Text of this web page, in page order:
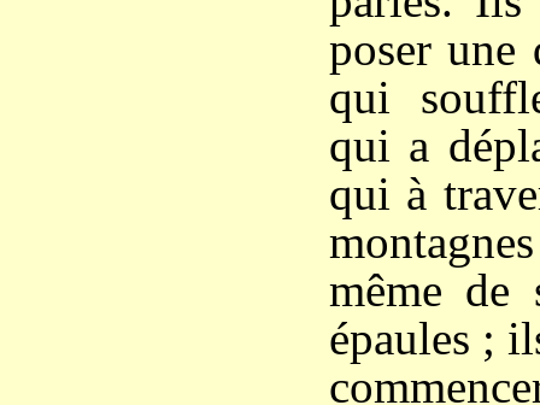
poser une
qui
qui a
qui à
même de
épaules ;